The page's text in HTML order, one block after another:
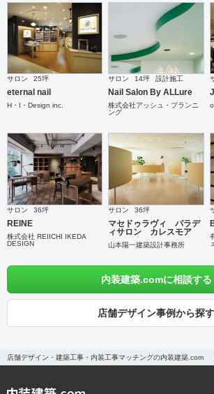
サロン 25坪
eternal nail
H・I・Design inc.
サロン 14坪 設計施工
Nail Salon By ALLure
株式会社アッシュ・プランニ
ング
サロン 36坪
REINE
株式会社 REIICHI IKEDA
DESIGN
サロン 36坪
マセドゥラヴィ パラデ
ィサロン カレスモア
山本陽一建築設計事務所
内装建築.comに相談する
店舗デザイン事例から探す
店舗デザイン・建築工事・内装工事マッチングの内装建築.com